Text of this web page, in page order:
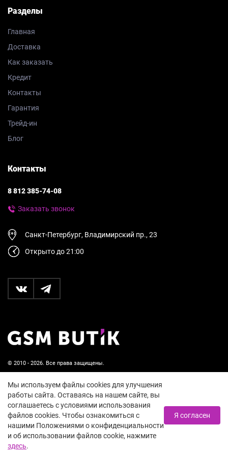
© 2010 - 2026. Все права защищены.
Пользовательское соглашение и политика
конфиденциальности
18+
Разделы
Главная
Доставка
Как заказать
Кредит
Контакты
Гарантия
Трейд-ин
Блог
Контакты
8 812 385-74-08
Заказать звонок
Санкт-Петербург, Владимирский пр., 23
Открыто до 21:00
Мы используем файлы cookies для улучшения
работы сайта. Оставаясь на нашем сайте, вы
соглашаетесь с условиями использования
файлов cookies. Чтобы ознакомиться с
нашими Положениями о конфиденциальности
и об использовании файлов cookie, нажмите
здесь.
Я согласен